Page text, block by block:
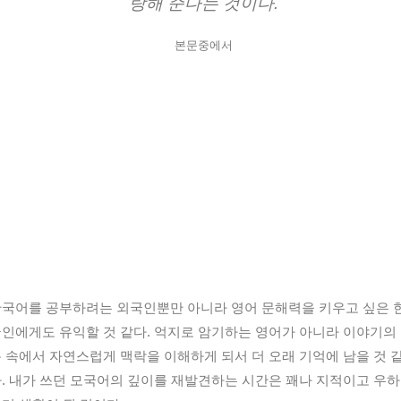
본문중에서
국어를 공부하려는 외국인뿐만 아니라 영어 문해력을 키우고 싶은
인에게도 유익할 것 같다. 억지로 암기하는 영어가 아니라 이야기의
속에서 자연스럽게 맥락을 이해하게 되서 더 오래 기억에 남을 것
. 내가 쓰던 모국어의 깊이를 재발견하는 시간은 꽤나 지적이고 우